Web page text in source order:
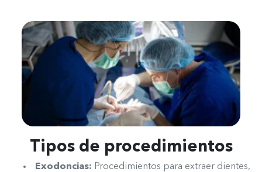
Tipos de procedimientos
Exodoncias: Procedimientos para extraer dientes,